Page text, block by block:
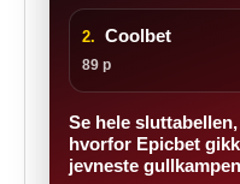
2. Coolbet
89 p
Se hele
hvorfor Epicbet
jevneste